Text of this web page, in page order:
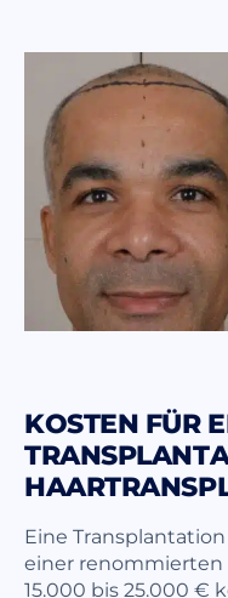
KOSTEN FÜR
Eine
einer renommierten
15.000 bis 25.000 €